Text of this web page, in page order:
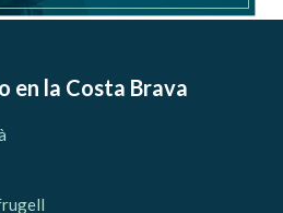
en la Costa Brava